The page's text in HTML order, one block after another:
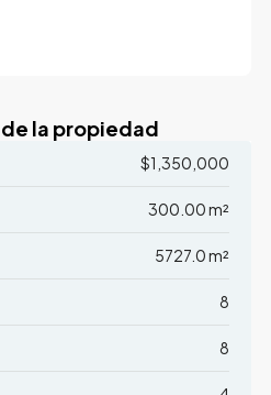
la propiedad
$1,350,000
300.00 m²
5727.0 m²
8
8